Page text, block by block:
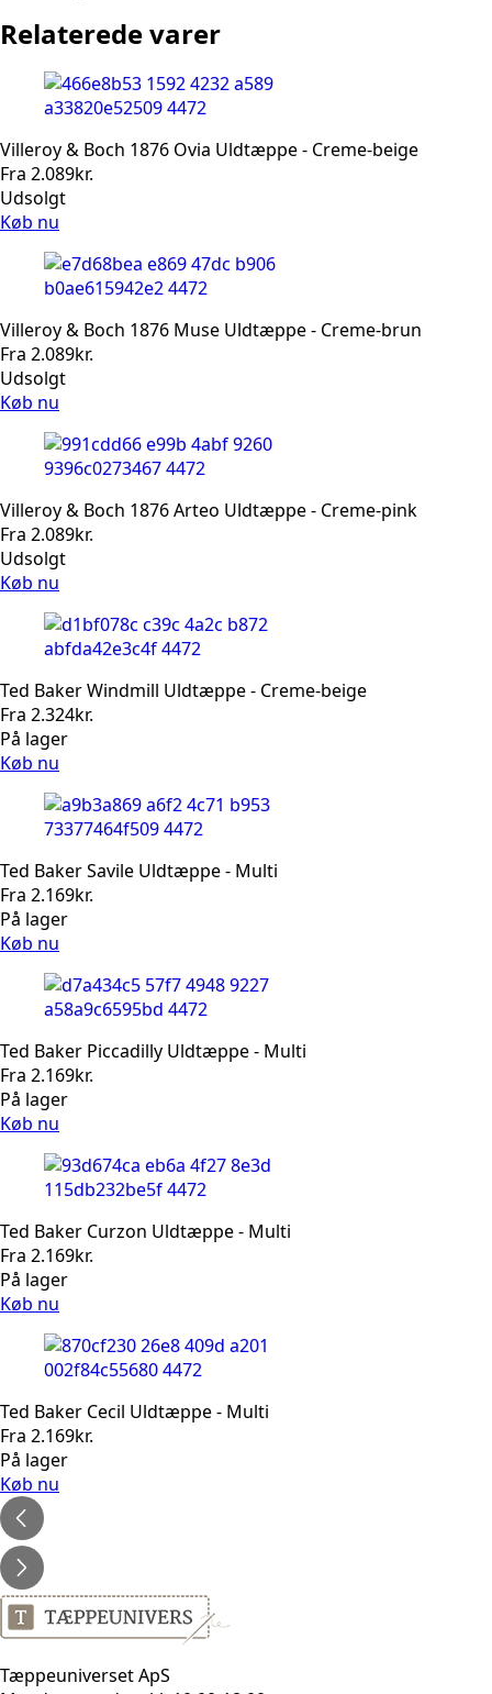
Relaterede varer
Villeroy & Boch 1876 Ovia Uldtæppe - Creme-beige
Fra 2.089kr.
Udsolgt
Køb nu
Villeroy & Boch 1876 Muse Uldtæppe - Creme-brun
Fra 2.089kr.
Udsolgt
Køb nu
Villeroy & Boch 1876 Arteo Uldtæppe - Creme-pink
Fra 2.089kr.
Udsolgt
Køb nu
Ted Baker Windmill Uldtæppe - Creme-beige
Fra 2.324kr.
På lager
Køb nu
Ted Baker Savile Uldtæppe - Multi
Fra 2.169kr.
På lager
Køb nu
Ted Baker Piccadilly Uldtæppe - Multi
Fra 2.169kr.
På lager
Køb nu
Ted Baker Curzon Uldtæppe - Multi
Fra 2.169kr.
På lager
Køb nu
Ted Baker Cecil Uldtæppe - Multi
Fra 2.169kr.
På lager
Køb nu
Tæppeuniverset ApS